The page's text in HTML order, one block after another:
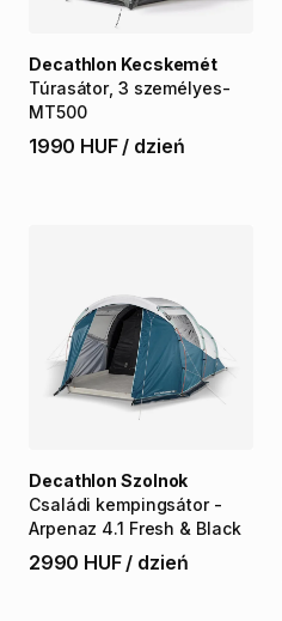
Túrasátor​,​ 3 személyes-
MT500
Decathlon Kecskemét
1990 HUF / dzień
Családi kempingsátor -
Arpenaz 4.1 Fresh & Black
Decathlon Szolnok
2990 HUF / dzień